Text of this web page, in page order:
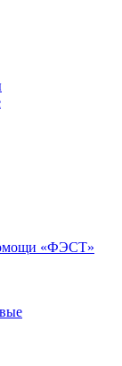
«ФЭСТ»